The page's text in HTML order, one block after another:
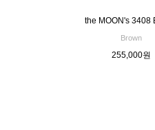
the MOON's 3408
Brown
255,000원